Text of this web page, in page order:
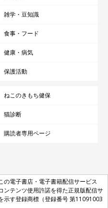
雑学・豆知識
食事・フード
健康・病気
保護活動
ねこのきもち健保
猫診断
購読者専用ページ
の電子書店・電子書籍配信サービス
ンテンツ使用許諾を得た正規版配信サ
示す登録商標（登録番号 第11091003